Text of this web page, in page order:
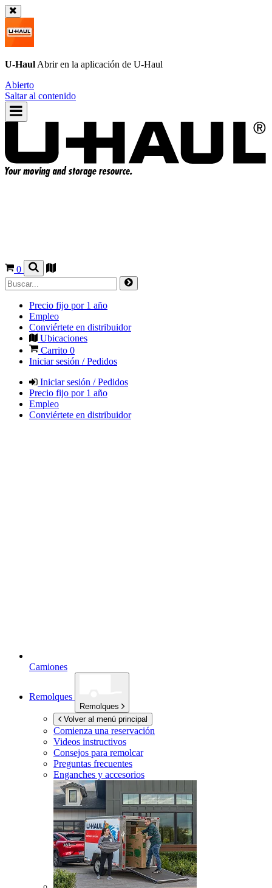
U-Haul Abrir en la aplicación de U-Haul
Abierto
Saltar al contenido
0
Precio fijo por 1 año
Empleo
Conviértete en distribuidor
Ubicaciones
Carrito 0
Iniciar sesión / Pedidos
Iniciar sesión / Pedidos
Precio fijo por 1 año
Empleo
Conviértete en distribuidor
Camiones
Remolques
Remolques
Volver al menú principal
Comienza una reservación
Videos instructivos
Consejos para remolcar
Preguntas frecuentes
Enganches y accesorios